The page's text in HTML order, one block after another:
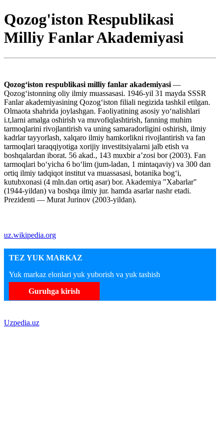
Qozog'iston Respublikasi
Milliy Fanlar Akademiyasi
Qozogʻiston respublikasi milliy fanlar akademiyasi —
Qozogʻistonning oliy ilmiy muassasasi. 1946-yil 31 mayda SSSR
Fanlar akademiyasining Qozogʻiston filiali negizida tashkil etilgan.
Olmaota shahrida joylashgan. Faoliyatining asosiy yoʻnalishlari
i.t,larni amalga oshirish va muvofiqlashtirish, fanning muhim
tarmoqlarini rivojlantirish va uning samaradorligini oshirish, ilmiy
kadrlar tayyorlash, xalqaro ilmiy hamkorlikni rivojlantirish va fan
tarmoqlari taraqqiyotiga xorijiy investitsiyalarni jalb etish va
boshqalardan iborat. 56 akad., 143 muxbir aʼzosi bor (2003). Fan
tarmoqlari boʻyicha 6 boʻlim (jum-ladan, 1 mintaqaviy) va 300 dan
ortiq ilmiy tadqiqot institut va muassasasi, botanika bogʻi,
kutubxonasi (4 mln.dan ortiq asar) bor. Akademiya "Xabarlar"
(1944-yildan) va boshqa ilmiy jur. hamda asarlar nashr etadi.
Prezidenti — Murat Jurinov (2003-yildan).
uz.wikipedia.org
TEZ YUK MARKAZ
Yuk markaz elonlari yuk yuborish va yuk tashish
Guruhga kirish
Uzpedia.uz